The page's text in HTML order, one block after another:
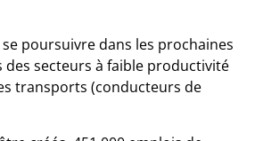
poursuivre dans les prochaines
des secteurs à faible productivité
transports (conducteurs de